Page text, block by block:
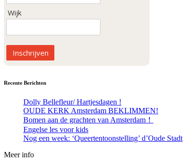
Wijk
Inschrijven
Recente Berichten
Dolly Bellefleur/ Hartjesdagen !
OUDE KERK Amsterdam BEKLIMMEN!
Bomen aan de grachten van Amsterdam！
Engelse les voor kids
Nog een week: ‘Queertentoonstelling’ d’Oude Stadt
Meer info